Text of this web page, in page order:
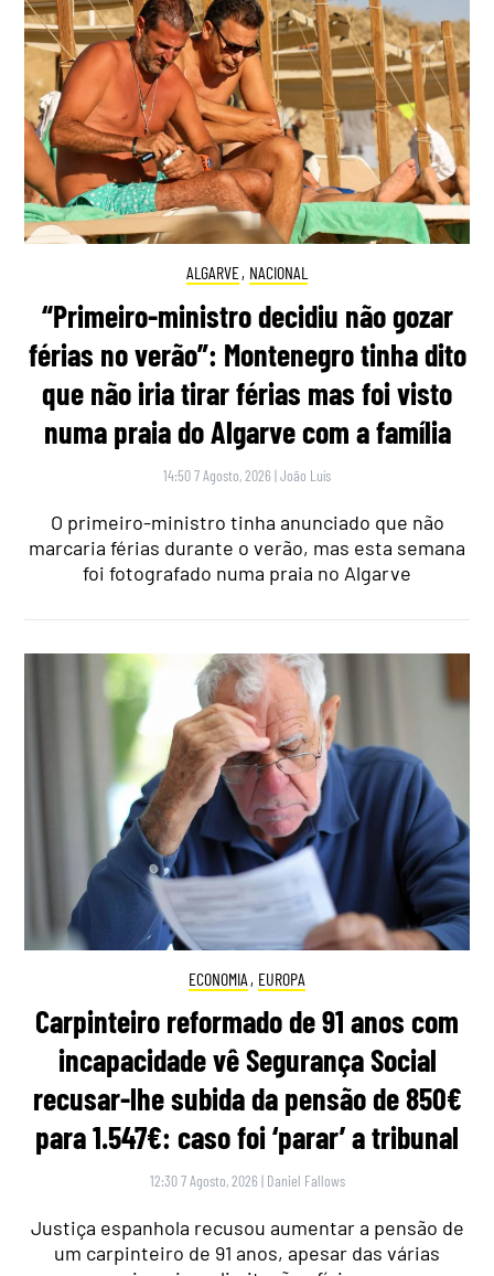
ALGARVE, NACIONAL
“Primeiro-ministro decidiu não gozar
férias no verão”: Montenegro tinha dito
que não iria tirar férias mas foi visto
numa praia do Algarve com a família
14:50 7 Agosto, 2026 |João Luís
O primeiro-ministro tinha anunciado que não
marcaria férias durante o verão, mas esta semana
foi fotografado numa praia no Algarve
ECONOMIA , EUROPA
Carpinteiro reformado de 91 anos com
incapacidade vê Segurança Social
recusar-lhe subida da pensão de 850€
para 1.547€: caso foi ‘parar’ a tribunal
12:30 7 Agosto, 2026 | Daniel Fallows
Justiça espanhola recusou aumentar a pensão de
um carpinteiro de 91 anos, apesar das várias